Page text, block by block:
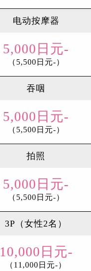
电动按摩器
5,000日元-
（5,500日元-）
吞咽
5,000日元-
（5,500日元-）
拍照
5,000日元-
（5,500日元-）
3P（女性2名）
10,000日元-
（11,000日元-）